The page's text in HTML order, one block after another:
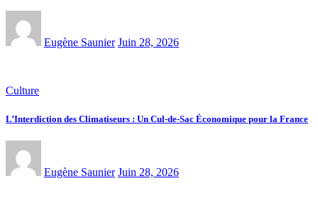
Eugène Saunier Juin 28, 2026
Culture
L’Interdiction des Climatiseurs : Un Cul-de-Sac Économique pour la France
Eugène Saunier Juin 28, 2026